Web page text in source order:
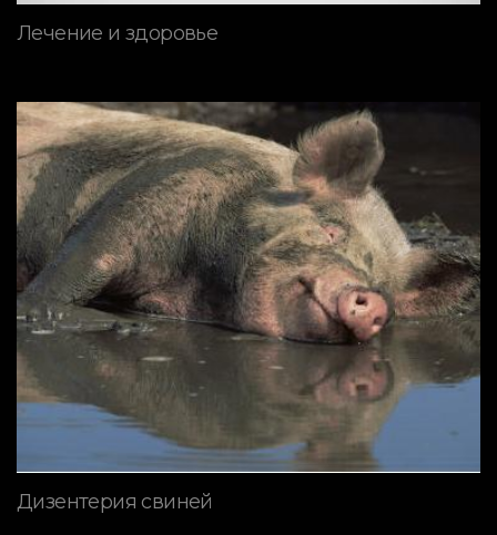
Лечение и здоровье
Дизентерия свиней